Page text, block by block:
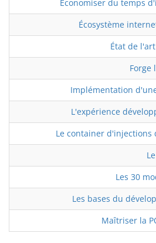
Économiser du temps
Écosystème
État de
Forge
Implémentation
L'expérience
Le container d'injections
Les 30
Les bases du
Maîtriser la